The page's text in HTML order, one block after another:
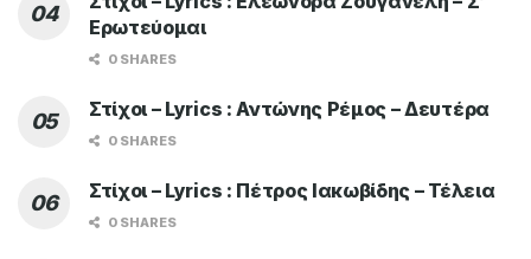
Ερωτεύομαι
0 SHARES
Στίχοι – Lyrics : Αντώνης Ρέμος – Δευτέρα
0 SHARES
Στίχοι – Lyrics : Πέτρος Ιακωβίδης – Τέλεια
0 SHARES